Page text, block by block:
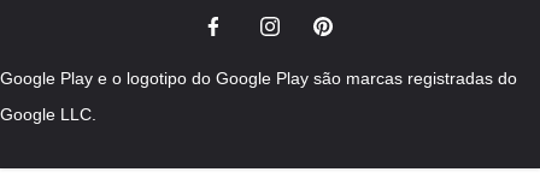
Google Play e o logotipo do Google Play são marcas registradas do
Google LLC.